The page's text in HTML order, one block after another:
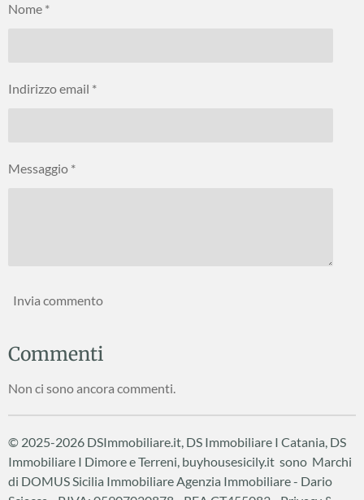
i
Nome *
Indirizzo email *
Messaggio *
Invia commento
Commenti
Non ci sono ancora commenti.
© 2025-2026 DSImmobiliare.it, DS Immobiliare I Catania, DS
Immobiliare I Dimore e Terreni, buyhousesicily.it sono Marchi
di DOMUS Sicilia ImmobiliareAgenzia Immobiliare - Dario